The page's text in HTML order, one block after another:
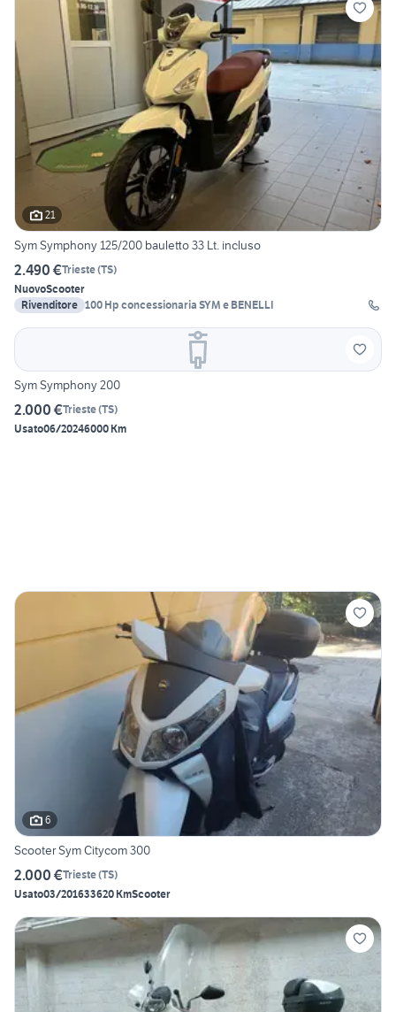
21
Sym Symphony 125/200 bauletto 33 Lt. incluso
2.490 €Trieste(TS)
NuovoScooter
Rivenditore 100 Hp concessionaria SYM e BENELLI
Sym Symphony 200
2.000 €Trieste(TS)
Usato06/20246000 Km
6
Scooter Sym Citycom 300
2.000 €Trieste(TS)
Usato03/201633620 KmScooter